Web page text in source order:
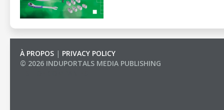
À PROPOS | PRIVACY POLICY
© 2026 INDUPORTALS MEDIA PUBLISHING